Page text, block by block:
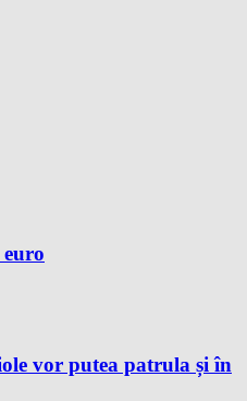
vor putea patrula și în